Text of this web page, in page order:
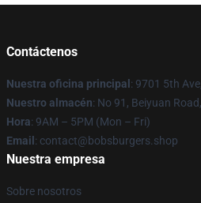
Contáctenos
Nuestra oficina principal : 9701 5th
Nuestro almacén: No 91, Beiyuan
Hora: 9AM – 5PM (Mon – Fri)
Email : contact@bobsburgers.shop
Nuestra empresa
Sobre nosotros